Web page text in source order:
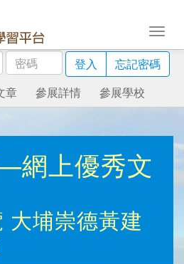
密
碼
登入
忘記密碼
章 參展詳情 參展學校
網上優秀文
大埔崇德黃建